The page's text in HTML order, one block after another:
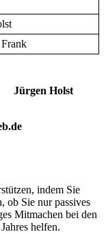
Jürgen Holst
indem Sie
ob Sie nur passives
Mitmachen bei den
helfen.